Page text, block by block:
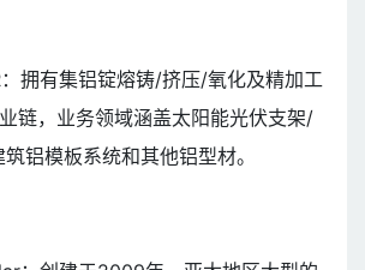
拥有集铝锭熔铸/挤压/氧化及精加工
链，业务领域涵盖太阳能光伏支架/
铝模板系统和其他铝型材。